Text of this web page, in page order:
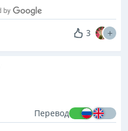
3
Перевод